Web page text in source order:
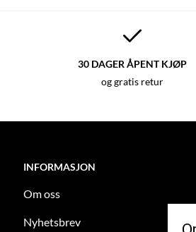
30 DAGER ÅPENT KJØP
og gratis retur
INFORMASJON
Om oss
Nyhetsbrev